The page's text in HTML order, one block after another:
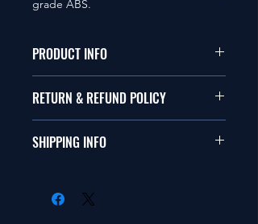
grade ABS.
PRODUCT INFO
本品は1/10サイズのラジオコント
This items fit in with 1/10 sizes of
RETURN & REFUND POLICY
商品に明らかな欠陥がないかぎり
isn't accepted in goods.
SHIPPING INFO
します。海外への出荷は入金確認